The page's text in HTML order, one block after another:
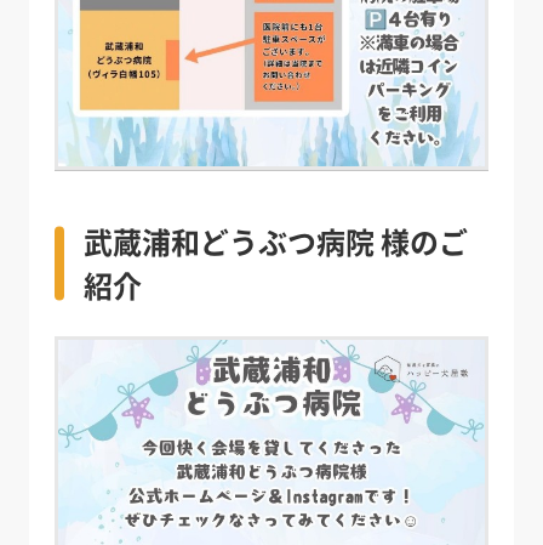
武蔵浦和どうぶつ病院 様のご
紹介